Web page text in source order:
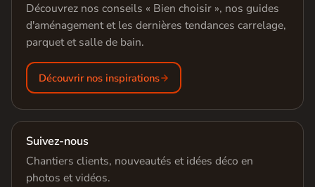
Découvrez nos conseils « Bien choisir », nos guides
d'aménagement et les dernières tendances carrelage,
parquet et salle de bain.
Découvrir nos inspirations
Suivez-nous
Chantiers clients, nouveautés et idées déco en
photos et vidéos.